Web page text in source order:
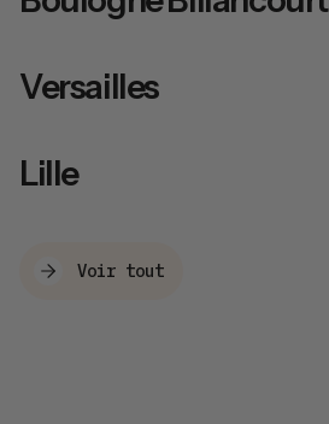
Versailles
Lille
Voir tout